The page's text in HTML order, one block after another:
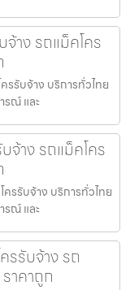
จ้าง รถแม็คโคร
ครรับจ้าง บริการทั่วไทย
รณ์ และ
จ้าง รถแม็คโคร
ครรับจ้าง บริการทั่วไทย
รณ์ และ
รรับจ้าง รถ
าคาถูก